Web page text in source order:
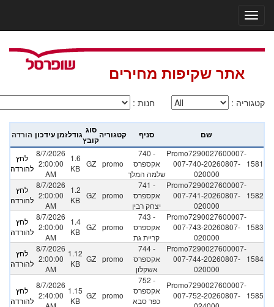
אתר שקיפות מחירים
: חנות : קטגוריה
הורדה זמן עידכוןגודל סוג
קובץקטגוריה סניף שם
לחץ
להורדה
8/7/2026
2:00:00
AM
1.6
KB GZ promo
740 -
אקספרס
שלמה המלך
Promo7290027600007-
007-740-20260807-
020000
1581
לחץ
להורדה
8/7/2026
2:00:00
AM
1.2
KB GZ promo
741 -
אקספרס
יצחק רבין
Promo7290027600007-
007-741-20260807-
020000
1582
לחץ
להורדה
8/7/2026
2:00:00
AM
1.4
KB GZ promo
743 -
אקספרס
קריית גת
Promo7290027600007-
007-743-20260807-
020000
1583
לחץ
להורדה
8/7/2026
2:00:00
AM
1.12
KB GZ promo
744 -
אקספרס
אשקלון
Promo7290027600007-
007-744-20260807-
020000
1584
לחץ
להורדה
8/7/2026
2:40:00 1.15
KB
GZ promo
752 -
אקספרס
כפר סבא
Promo7290027600007-
007-752-20260807-
1585